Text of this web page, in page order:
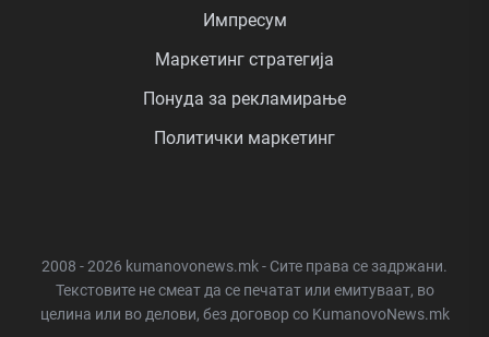
Импресум
Маркетинг стратегија
Понуда за рекламирање
Политички маркетинг
2008 - 2026 kumanovonews.mk - Сите права се задржани.
Текстовите не смеат да се печатат или емитуваат, во
целина или во делови, без договор со KumanovoNews.mk